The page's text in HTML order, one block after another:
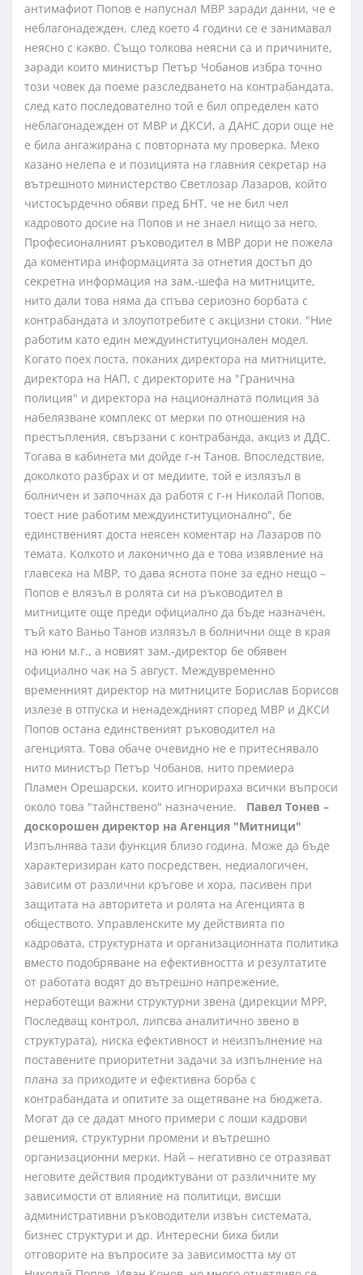
антимафиот Попов е напуснал МВР заради данни, че е
неблагонадежден, след което 4 години се е занимавал
неясно с какво. Също толкова неясни са и причините,
заради които министър Петър Чобанов избра точно
този човек да поеме разследването на контрабандата,
след като последователно той е бил определен като
неблагонадежден от МВР и ДКСИ, а ДАНС дори още не
е била ангажирана с повторната му проверка. Меко
казано нелепа е и позицията на главния секретар на
вътрешното министерство Светлозар Лазаров, който
чистосърдечно обяви пред БНТ, че не бил чел
кадровото досие на Попов и не знаел нищо за него.
Професионалният ръководител в МВР дори не пожела
да коментира информацията за отнетия достъп до
секретна информация на зам.-шефа на митниците,
нито дали това няма да спъва сериозно борбата с
контрабандата и злоупотребите с акцизни стоки. "Ние
работим като един междуинституционален модел.
Когато поех поста, поканих директора на митниците,
директора на НАП, с директорите на "Гранична
полиция" и директора на националната полиция за
набелязване комплекс от мерки по отношения на
престъпления, свързани с контрабанда, акциз и ДДС.
Тогава в кабинета ми дойде г-н Танов. Впоследствие,
доколкото разбрах и от медиите, той е излязъл в
болничен и започнах да работя с г-н Николай Попов,
тоест ние работим междуинституционално", бе
единственият доста неясен коментар на Лазаров по
темата. Колкото и лаконично да е това изявление на
главсека на МВР, то дава яснота поне за едно нещо –
Попов е влязъл в ролята си на ръководител в
митниците още преди официално да бъде назначен,
тъй като Ваньо Танов излязъл в болнични още в края
на юни м.г., а новият зам.-директор бе обявен
официално чак на 5 август. Междувременно
временният директор на митниците Борислав Борисов
излезе в отпуска и ненадеждният според МВР и ДКСИ
Попов остана единственият ръководител на
агенцията. Това обаче очевидно не е притеснявало
нито министър Петър Чобанов, нито премиера
Пламен Орешарски, които игнорираха всички въпроси
около това "тайнствено" назначение. Павел Тонев –
доскорошен директор на Агенция "Митници"
Изпълнява тази функция близо година. Може да бъде
характеризиран като посредствен, недиалогичен,
зависим от различни кръгове и хора, пасивен при
защитата на авторитета и ролята на Агенцията в
обществото. Управленските му действията по
кадровата, структурната и организационната политика
вместо подобряване на ефективността и резултатите
от работата водят до вътрешно напрежение,
неработещи важни структурни звена (дирекции МРР,
Последващ контрол, липсва аналитично звено в
структурата), ниска ефективност и неизпълнение на
поставените приоритетни задачи за изпълнение на
плана за приходите и ефективна борба с
контрабандата и опитите за ощетяване на бюджета.
Могат да се дадат много примери с лоши кадрови
решения, структурни промени и вътрешно
организационни мерки. Най – негативно се отразяват
неговите действия продиктувани от различните му
зависимости от влияние на политици, висши
административни ръководители извън системата,
бизнес структури и др. Интересни биха били
отговорите на въпросите за зависимостта му от